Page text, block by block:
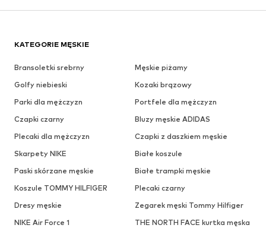
KATEGORIE MĘSKIE
Bransoletki srebrny
Męskie piżamy
Golfy niebieski
Kozaki brązowy
Parki dla mężczyzn
Portfele dla mężczyzn
Czapki czarny
Bluzy męskie ADIDAS
Plecaki dla mężczyzn
Czapki z daszkiem męskie
Skarpety NIKE
Białe koszule
Paski skórzane męskie
Białe trampki męskie
Koszule TOMMY HILFIGER
Plecaki czarny
Dresy męskie
Zegarek męski Tommy Hilfiger
NIKE Air Force 1
THE NORTH FACE kurtka męska